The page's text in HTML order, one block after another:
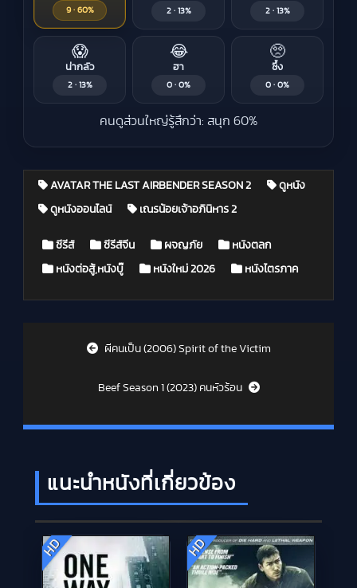
9 · 60% 2 · 13% 2 · 13%
😱
น่ากลัว
2 · 13%
😂
ฮา
0 · 0%
🥺
ซึ้ง
0 · 0%
คนดูส่วนใหญ่รู้สึกว่า: สนุก 60%
AVATAR THE LAST AIRBENDER SEASON 2 ดูหนัง
ดูหนังออนไลน์ เณรน้อยเจ้าอภินิหาร 2
Posted in
ซีรีส์ ซีรีส์จีน ผจญภัย หนังตลก
หนังต่อสู้,หนังบู๊ หนังใหม่ 2026 หนังไตรภาค
Post navigationผีคนเป็น (2006) Spirit of the Victim
Beef Season 1 (2023) คนหัวร้อน
แนะนำหนังที่เกี่ยวข้อง
HD HD